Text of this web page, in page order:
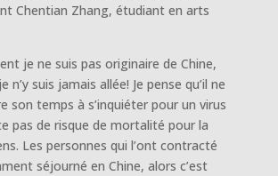
Chentian Zhang, étudiant en arts
je ne suis pas originaire de Chine,
n’y suis jamais allée! Je pense qu’il ne
son temps à s’inquiéter pour un virus
pas de risque de mortalité pour la
Les personnes qui l’ont contracté
séjourné en Chine, alors c’est